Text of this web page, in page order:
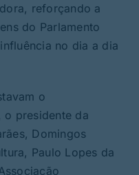
reforçando a
do Parlamento
no dia a dia
o
o presidente da
Domingos
Paulo Lopes da